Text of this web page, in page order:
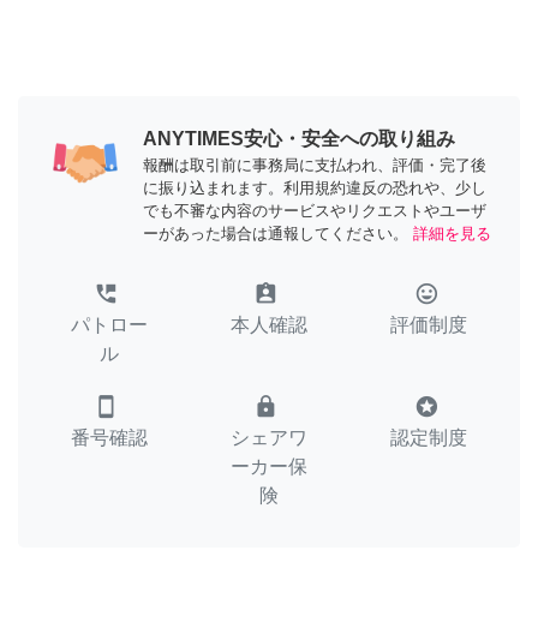
ANYTIMES安心・安全への取り組み
報酬は取引前に事務局に支払われ、評価・完了後
に振り込まれます。利用規約違反の恐れや、少し
でも不審な内容のサービスやリクエストやユーザ
ーがあった場合は通報してください。
詳細を見る
perm_phone_msg
パトロー
ル
assignment_ind
本人確認
tag_faces
評価制度
smartphone
番号確認
lock
シェアワ
ーカー保
険
stars
認定制度